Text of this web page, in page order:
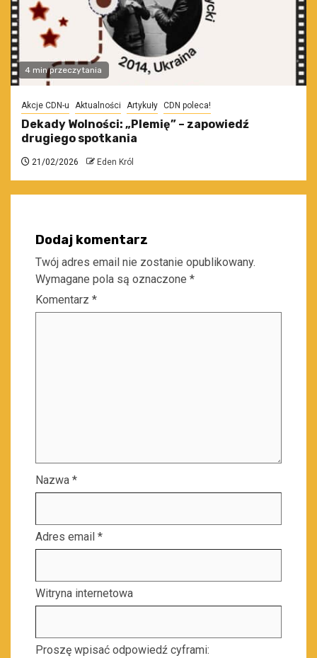
4 min przeczytania
Akcje CDN-u Aktualności Artykuły CDN poleca!
Dekady Wolności: „Plemię” – zapowiedź
drugiego spotkania
21/02/2026 Eden Król
Dodaj komentarz
Twój adres email nie zostanie opublikowany.
Wymagane pola są oznaczone *
Komentarz *
Nazwa *
Adres email *
Witryna internetowa
Proszę wpisać odpowiedź cyframi: